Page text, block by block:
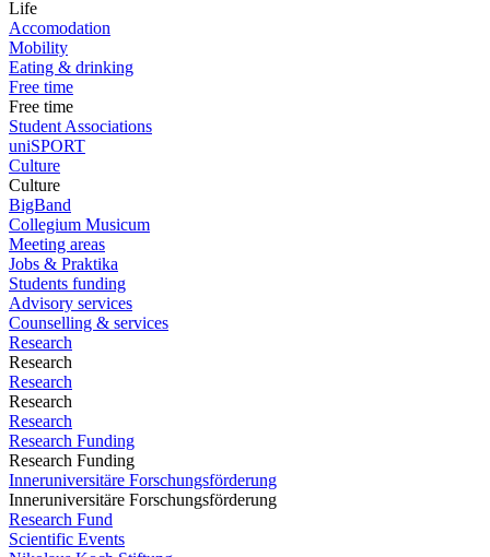
Life
Accomodation
Mobility
Eating & drinking
Free time
Free time
Student Associations
uniSPORT
Culture
Culture
BigBand
Collegium Musicum
Meeting areas
Jobs & Praktika
Students funding
Advisory services
Counselling & services
Research
Research
Research
Research
Research
Research Funding
Research Funding
Inneruniversitäre Forschungsförderung
Inneruniversitäre Forschungsförderung
Research Fund
Scientific Events